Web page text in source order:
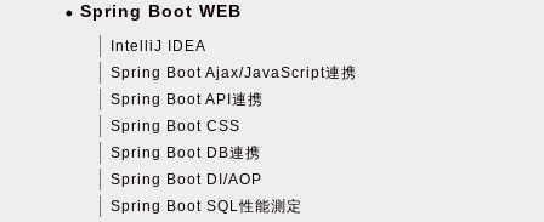
Spring Boot WEB
IntelliJ IDEA
Spring Boot Ajax/JavaScript連携
Spring Boot API連携
Spring Boot CSS
Spring Boot DB連携
Spring Boot DI/AOP
Spring Boot SQL性能測定